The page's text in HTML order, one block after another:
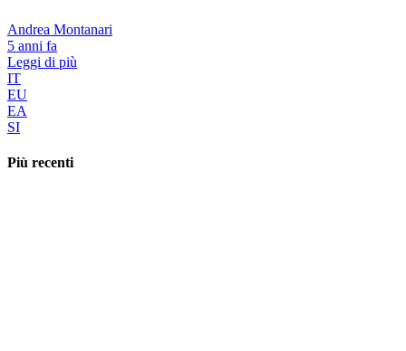
Andrea Montanari
5 anni fa
Leggi di più
IT
EU
EA
SI
Più recenti